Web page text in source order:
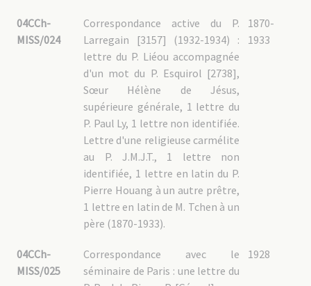
04CCh-
MISS/024
1870-
1933
Correspondance active du P.
Larregain [3157] (1932-1934) :
lettre du P. Liéou accompagnée
d'un mot du P. Esquirol [2738],
Sœur Hélène de Jésus,
supérieure générale, 1 lettre du
P. Paul Ly, 1 lettre non identifiée.
Lettre d'une religieuse carmélite
au P. J.M.J.T., 1 lettre non
identifiée, 1 lettre en latin du P.
Pierre Houang à un autre prêtre,
1 lettre en latin de M. Tchen à un
père (1870-1933).
04CCh-
MISS/025
1928
Correspondance avec le
séminaire de Paris : une lettre du